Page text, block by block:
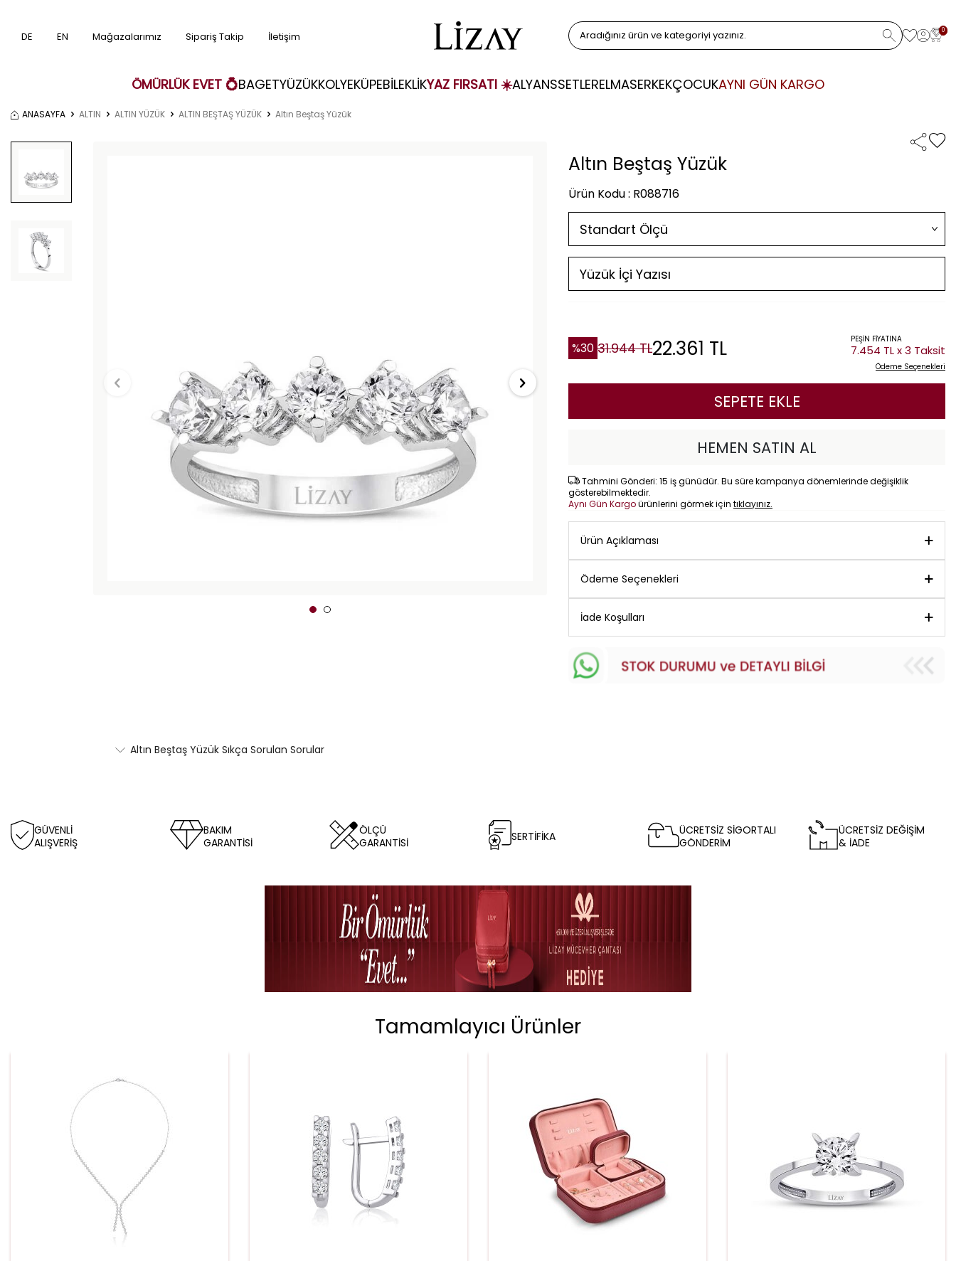
DE EN Mağazalarımız Sipariş Takip İletişim 0
ÖMÜRLÜK EVET 💍BAGETYÜZÜKKOLYEKÜPEBİLEKLİKYAZ FIRSATI ☀️ALYANSSETLERELMASERKEKÇOCUKAYNI GÜN KARGO
ANASAYFA ALTIN ALTIN YÜZÜK ALTIN BEŞTAŞ YÜZÜK Altın Beştaş Yüzük
Altın Beştaş Yüzük
Ürün Kodu : R088716
%30 31.944TL22.361 TL PEŞİN FİYATINA
7.454 TL x 3 Taksit
Ödeme Seçenekleri
SEPETE EKLE
HEMEN SATIN AL
Tahmini Gönderi: 15 iş günüdür. Bu süre kampanya dönemlerinde değişiklik
gösterebilmektedir.
Aynı Gün Kargoürünlerini görmek için tıklayınız.
Ürün Açıklaması
Ödeme Seçenekleri
İade Koşulları
Altın Beştaş Yüzük Sıkça Sorulan Sorular
GÜVENLİ
ALIŞVERİŞ
BAKIM
GARANTİSİ
ÖLÇÜ
GARANTİSİ
SERTİFİKA
ÜCRETSİZ SİGORTALI
GÖNDERİM
ÜCRETSİZ DEĞİŞİM
& İADE
Tamamlayıcı Ürünler